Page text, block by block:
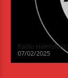
Radio
07/02/2025